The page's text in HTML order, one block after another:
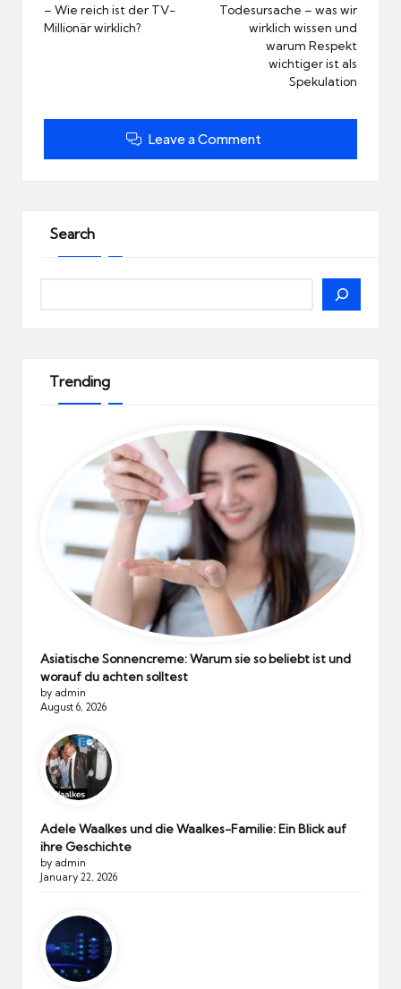
– Wie reich ist der TV-
Millionär wirklich?
Todesursache – was wir
wirklich wissen und
warum Respekt
wichtiger ist als
Spekulation
Leave a Comment
Search
Trending
Asiatische Sonnencreme: Warum sie so beliebt ist und
worauf du achten solltest
by admin
August 6, 2026
Adele Waalkes und die Waalkes-Familie: Ein Blick auf
ihre Geschichte
by admin
January 22, 2026